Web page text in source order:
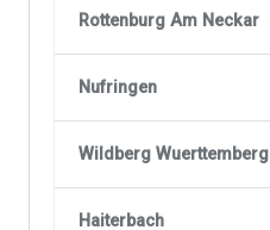
Rottenburg Am Neckar
Nufringen
Wildberg Wuerttemberg
Haiterbach